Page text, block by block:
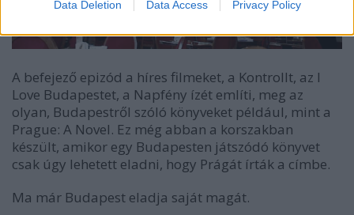
Data Deletion Data Access Privacy Policy
A befejező epizód a híres filmeket, a Kontrollt, az I
Love Budapestet, a Napfény ízét említi, meg az
olyan, Budapestről szóló könyveket például, mint a
Prague: A Novel. Ez még abban a korszakban
készült, amikor egy Budapesten játszódó könyvet
csak úgy lehetett eladni, hogy Prágát írták a címbe.
Ma már Budapest eladja saját magát.